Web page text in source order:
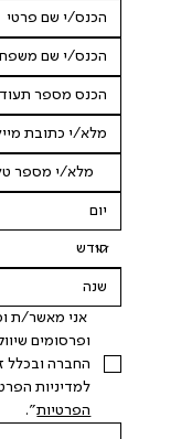
למדיניות
הפרטיות".